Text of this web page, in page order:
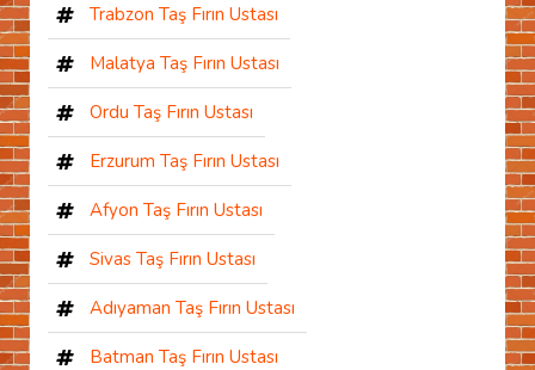
Trabzon Taş Fırın Ustası
Malatya Taş Fırın Ustası
Ordu Taş Fırın Ustası
Erzurum Taş Fırın Ustası
Afyon Taş Fırın Ustası
Sivas Taş Fırın Ustası
Adıyaman Taş Fırın Ustası
Batman Taş Fırın Ustası